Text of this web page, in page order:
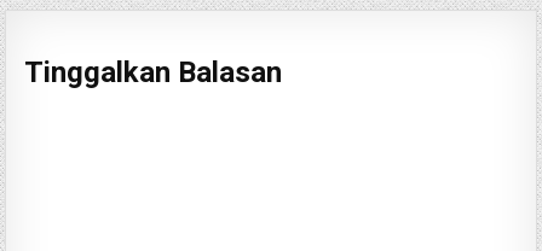
Tinggalkan Balasan